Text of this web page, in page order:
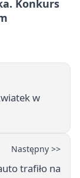
Konkurs
w
Następny >>
trafiło na